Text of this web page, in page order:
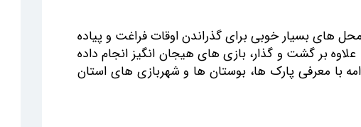
های بسیار خوبی برای گذراندن اوقات فراغت و پیاده
بر گشت و گذار، بازی های هیجان انگیز انجام داده
با معرفی پارک ها، بوستان ها و شهربازی های استان